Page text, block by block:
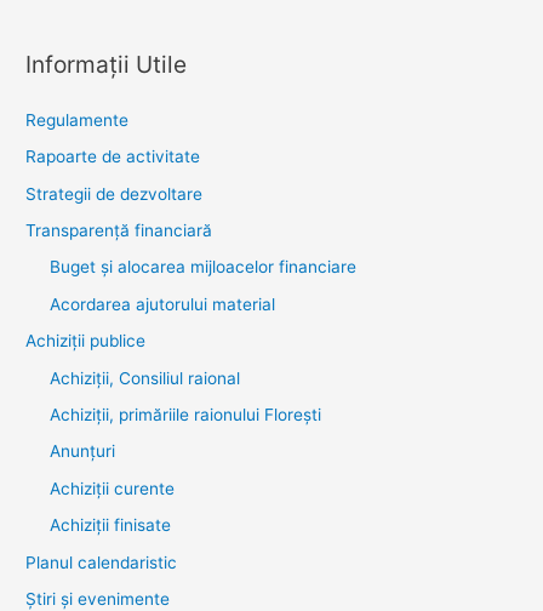
Informații Utile
Regulamente
Rapoarte de activitate
Strategii de dezvoltare
Transparenţă financiară
Buget și alocarea mijloacelor financiare
Acordarea ajutorului material
Achiziţii publice
Achiziții, Consiliul raional
Achiziții, primăriile raionului Florești
Anunțuri
Achiziții curente
Achiziții finisate
Planul calendaristic
Știri şi evenimente